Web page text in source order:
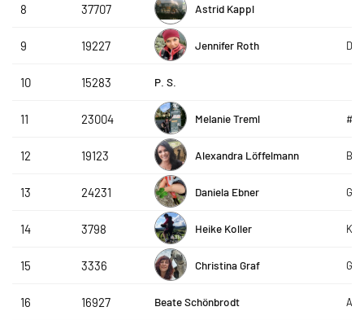
8 37707 Astrid Kappl
9 19227 Jennifer Roth De
10 15283 P. S.
11 23004 Melanie Treml
12 19123 Alexandra Löffelmann
13 24231 Daniela Ebner GP
14 3798 Heike Koller
15 3336 Christina Graf
16 16927 Beate Schönbrodt